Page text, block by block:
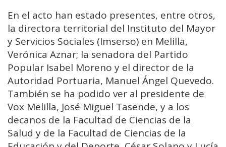
En el acto han estado presentes, entre otros,
la directora territorial del Instituto del Mayor
y Servicios Sociales (Imserso) en Melilla,
Verónica Aznar; la senadora del Partido
Popular Isabel Moreno y el director de la
Autoridad Portuaria, Manuel Ángel Quevedo.
También se ha podido ver al presidente de
Vox Melilla, José Miguel Tasende, y a los
decanos de la Facultad de Ciencias de la
Salud y de la Facultad de Ciencias de la